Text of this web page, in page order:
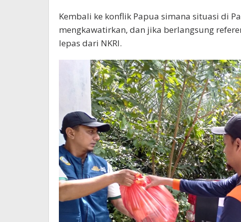
Kembali ke konflik Papua simana situasi di
mengkawatirkan, dan jika berlangsung
lepas dari NKRI.